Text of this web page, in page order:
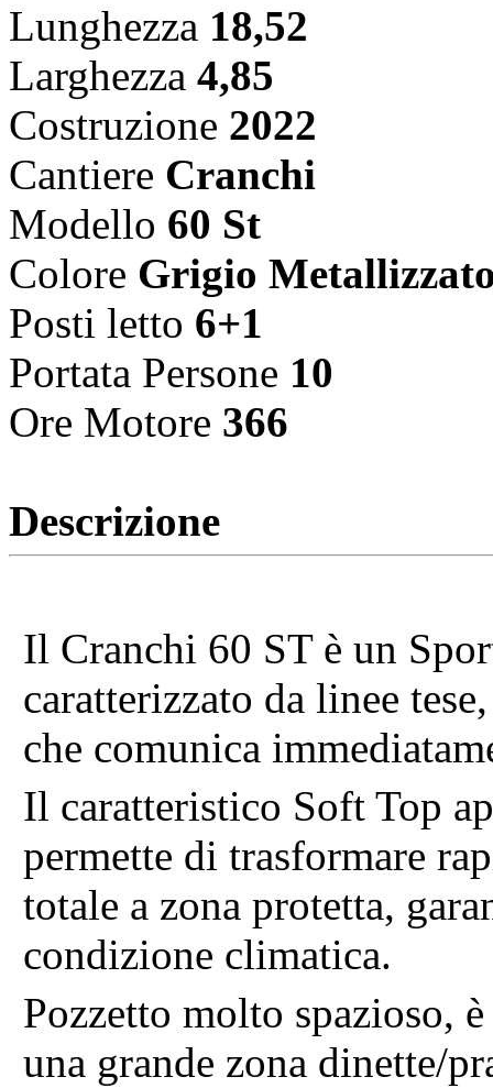
Lunghezza 18,52
Larghezza 4,85
Costruzione 2022
Cantiere Cranchi
Modello 60 St
Colore Grigio
Posti letto 6+1
Portata Persone 10
Ore Motore 366
Descrizione
Il Cranchi 60 ST è un
caratterizzato da linee
che comunica
Il caratteristico Soft Top
permette di trasformare
totale a zona protetta,
condizione climatica.
Pozzetto molto spazioso,
una grande zona dinette/